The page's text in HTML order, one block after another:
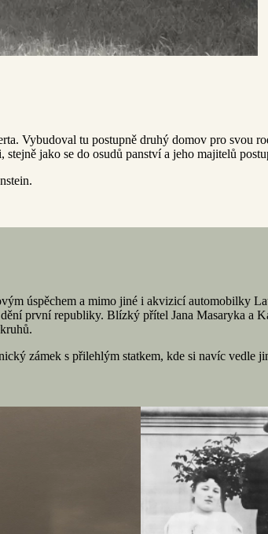
Vybudoval tu postupně druhý domov pro svou
jako se do osudů panství a jeho majitelů
úspěchem a mimo jiné i akvizicí automobilky
první republiky. Blízký přítel Jana Masaryka a
zámek s přilehlým statkem, kde si navíc vedle